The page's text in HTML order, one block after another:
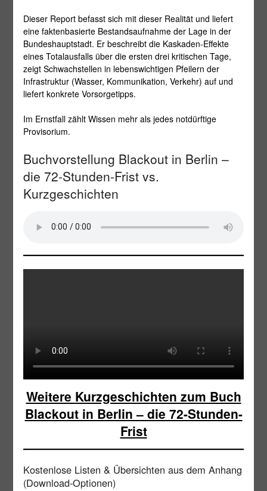
Dieser Report befasst sich mit dieser Realität und liefert
eine faktenbasierte Bestandsaufnahme der Lage in der
Bundeshauptstadt. Er beschreibt die Kaskaden-Effekte
eines Totalausfalls über die ersten drei kritischen Tage,
zeigt Schwachstellen in lebenswichtigen Pfeilern der
Infrastruktur (Wasser, Kommunikation, Verkehr) auf und
liefert konkrete Vorsorgetipps.
Im Ernstfall zählt Wissen mehr als jedes notdürftige
Provisorium.
Buchvorstellung Blackout in Berlin –
die 72-Stunden-Frist vs.
Kurzgeschichten
Weitere Kurzgeschichten zum Buch
Blackout in Berlin – die 72-Stunden-
Frist
Kostenlose Listen & Übersichten aus dem Anhang
(Download-Optionen)